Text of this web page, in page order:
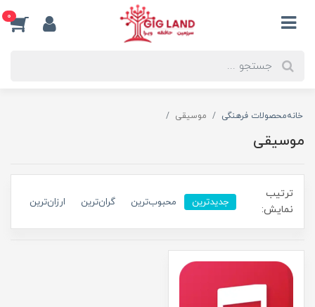
0
خانهمحصولات فرهنگی موسیقی
موسیقی
ترتیب
نمایش:
جدیدترین محبوب‌ترین گران‌ترین ارزان‌ترین